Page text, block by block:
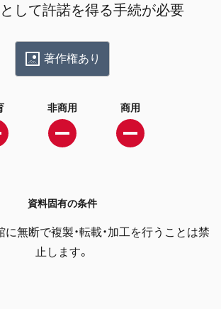
して許諾を得る手続が必要
著作権あり
非商用 商用
資料固有の条件
無断で複製・転載・加工を行うことは禁
止します。